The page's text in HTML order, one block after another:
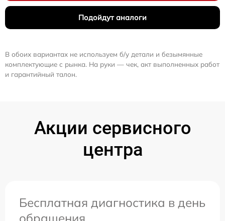
Подойдут аналоги
В обоих вариантах не используем б/у детали и безымянные
комплектующие с рынка. На руки — чек, акт выполненных работ
и гарантийный талон.
Акции сервисного
центра
Бесплатная диагностика в день
обращения